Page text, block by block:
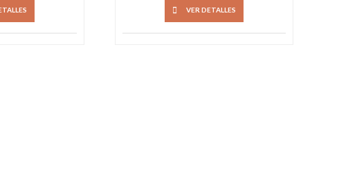
VER DETALLES